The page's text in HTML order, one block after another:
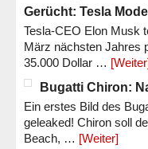
Gerücht: Tesla
Tesla-CEO Elon Musk
März nächsten Jahres
35.000 Dollar …
Bugatti Chiron:
Ein erstes Bild des
geleaked! Chiron soll
Beach, … [Weiter]